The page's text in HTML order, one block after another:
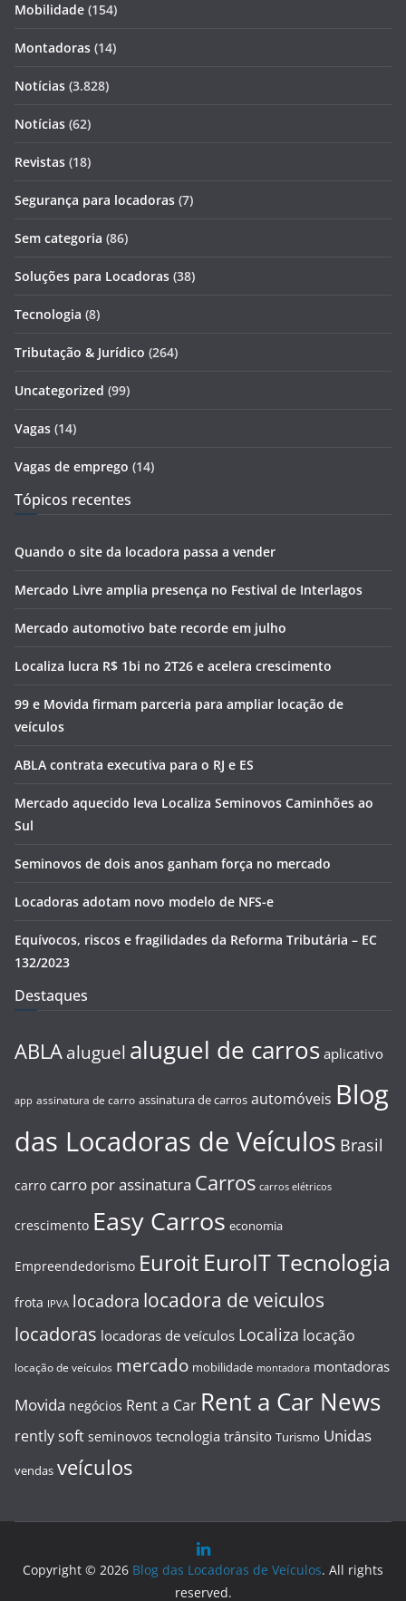
Mobilidade (154)
Montadoras (14)
Notícias (3.828)
Notícias (62)
Revistas (18)
Segurança para locadoras (7)
Sem categoria (86)
Soluções para Locadoras (38)
Tecnologia (8)
Tributação & Jurídico (264)
Uncategorized (99)
Vagas (14)
Vagas de emprego (14)
Tópicos recentes
Quando o site da locadora passa a vender
Mercado Livre amplia presença no Festival de Interlagos
Mercado automotivo bate recorde em julho
Localiza lucra R$ 1bi no 2T26 e acelera crescimento
99 e Movida firmam parceria para ampliar locação de
veículos
ABLA contrata executiva para o RJ e ES
Mercado aquecido leva Localiza Seminovos Caminhões ao
Sul
Seminovos de dois anos ganham força no mercado
Locadoras adotam novo modelo de NFS-e
Equívocos, riscos e fragilidades da Reforma Tributária – EC
132/2023
Destaques
ABLA aluguel aluguel de carros aplicativo
app assinatura de carro assinatura de carros automóveis Blog
das Locadoras de Veículos Brasil
carro carro por assinatura Carros carros elétricos
crescimento Easy Carros economia
Empreendedorismo Euroit EuroIT Tecnologia
frota IPVA locadora locadora de veiculos
locadoras locadoras de veículos Localiza locação
locação de veículos mercado mobilidade montadora montadoras
Movida negócios Rent a Car Rent a Car News
rently soft seminovos tecnologia trânsito Turismo Unidas
vendas veículos
Copyright © 2026 Blog das Locadoras de Veículos. All rights
reserved.